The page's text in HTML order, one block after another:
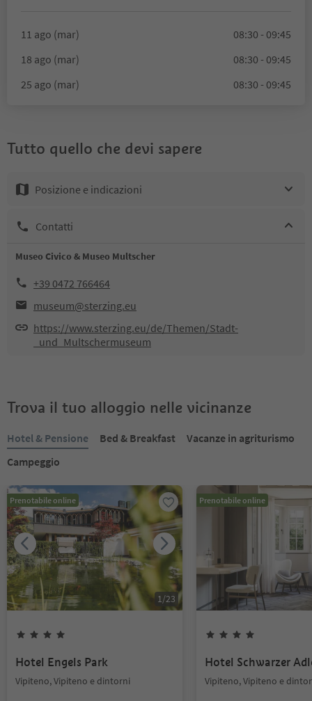
11 ago (mar)
08:30 - 09:45
18 ago (mar)
08:30 - 09:45
25 ago (mar)
08:30 - 09:45
Tutto quello che devi sapere
Posizione e indicazioni
Contatti
Museo Civico & Museo Multscher
+39 0472 766464
museum@sterzing.eu
https://www.sterzing.eu/de/Themen/Stadt-
_und_Multschermuseum
Trova il tuo alloggio nelle vicinanze
Hotel & Pensione Bed & Breakfast
Vacanze in agriturismo
Campeggio
Prenotabile online
1/23
Hotel Engels Park
Vipiteno, Vipiteno e dintorni
Prenotabile online
Hotel Schwarzer
Vipiteno, Vipiteno e